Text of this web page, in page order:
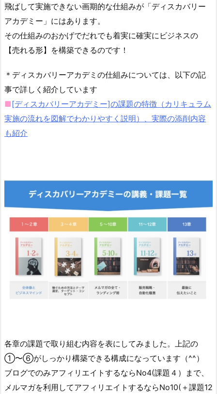
飛ばして実施できない画期的な仕組みが「ディスカバリー
アカデミー」にはあります。
その仕組みのおかげでだれでも着実に確実にビジネスの
【売れる形】を構築できるのです！
＊ディスカバリーアカデミの仕組みについては、以下の記
事で詳しく紹介しています
■ [ディスカバリーアカデミー]の課題の特徴（カリキュラム
実施の流れを図解でわかりやすく説明）、実際の添削内容
も紹介
各章の課題で取り組む内容を表にしてみました。上記の
①〜⑥がしっかり構築できる構成になっています（^^）
ブログでのみアフィリエイトするならNo4(課題４）まで、
メルマガを利用してアフィリエイトするならNo10(＋課題12